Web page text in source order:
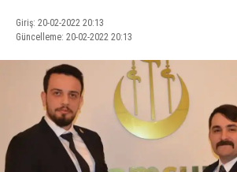
Giriş: 20-02-2022 20:13
Güncelleme: 20-02-2022 20:13